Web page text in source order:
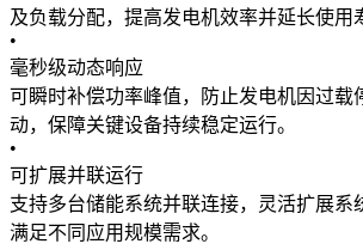
及负载分配，提高发电机效率并延长使用
•
毫秒级动态响应
可瞬时补偿功率峰值，防止发电机因过载
动，保障关键设备持续稳定运行。
•
可扩展并联运行
支持多台储能系统并联连接，灵活扩展系
满足不同应用规模需求。